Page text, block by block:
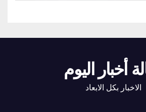
أخبار اليوم
الاخبار بكل الابعاد